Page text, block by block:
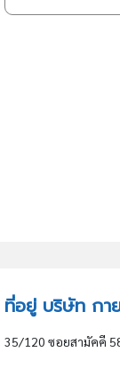
ที่อยู่ บริษัท กา
35/120 ซอยสามัคคี